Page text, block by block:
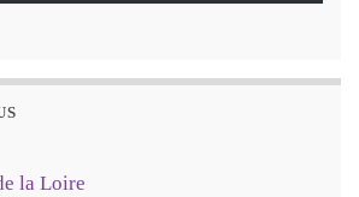
la Loire